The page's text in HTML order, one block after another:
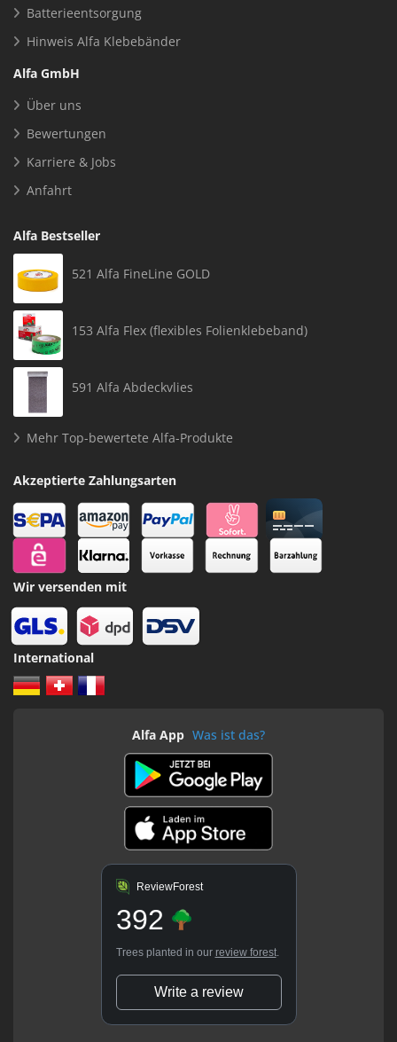
Batterieentsorgung
Hinweis Alfa Klebebänder
Alfa GmbH
Über uns
Bewertungen
Karriere & Jobs
Anfahrt
Alfa Bestseller
521 Alfa FineLine GOLD
153 Alfa Flex (flexibles Folienklebeband)
591 Alfa Abdeckvlies
Mehr Top-bewertete Alfa-Produkte
Akzeptierte Zahlungsarten
Wir versenden mit
International
Alfa App Was ist das?
ReviewForest
392
Trees planted in our review forest.
Write a review